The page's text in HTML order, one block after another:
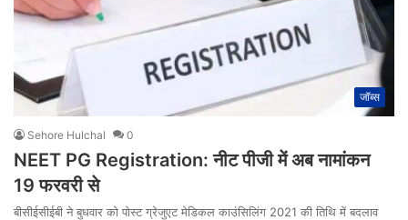
जॉब्स
Sehore Hulchal 0
NEET PG Registration: नीट पीजी में अब नामांकन
19 फरवरी से
बीसीईसीईबी ने बुधवार को पोस्ट ग्रेजुएट मेडिकल काउंसिलिंग 2021 की तिथि में बदलाव